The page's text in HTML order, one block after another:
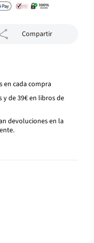
Compartir
en cada compra
y de 39€ en libros de
devoluciones en la